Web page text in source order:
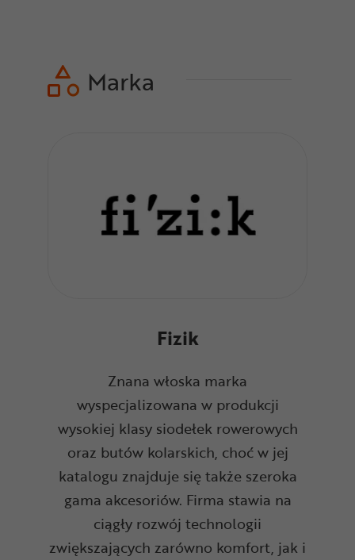
Marka
Fizik
Znana włoska marka
wyspecjalizowana w produkcji
wysokiej klasy siodełek rowerowych
oraz butów kolarskich, choć w jej
katalogu znajduje się także szeroka
gama akcesoriów. Firma stawia na
ciągły rozwój technologii
zwiększających zarówno komfort, jak i